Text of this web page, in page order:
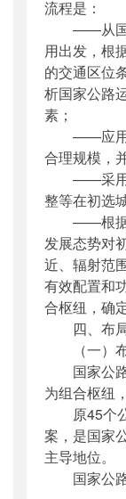
流程是：
——从国家
用出发，根
的交通区位
析国家公路
素；
——应用综
合理规模，
——采用单
整等在初选
——根据城
发展态势对
近、辐射范
有效配置和
合枢纽，确
四、布局
（一）布
国家公路
为组合枢纽
原45个公
案，是国家
主导地位。
国家公路